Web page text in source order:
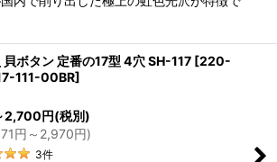
貝ボタン 定番の17型 4穴 SH-117 [220-
111-00BR]
2,700円(税別)
71円 ～2,970円)
3件